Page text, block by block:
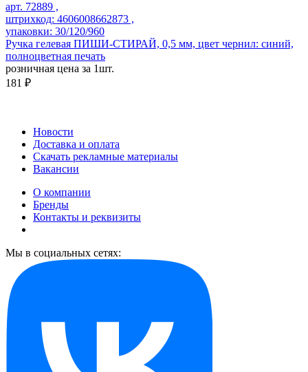
арт. 72889 ,
штрихкод: 4606008662873 ,
упаковки: 30/120/960
Ручка гелевая ПИШИ-СТИРАЙ, 0,5 мм, цвет чернил: синий,
полноцветная печать
розничная цена за 1шт.
181 ₽
Новости
Доставка и оплата
Скачать рекламные материалы
Вакансии
О компании
Бренды
Контакты и реквизиты
Мы в социальных сетях: